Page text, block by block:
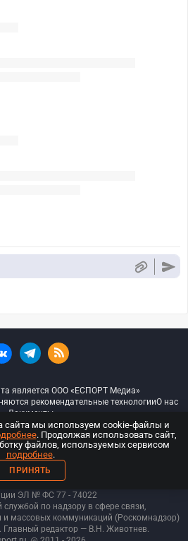
является ООО «ЕСПОРТ Медиа»
рекомендательные технологииО нас
Документы
— Все права защищены
18+
о регистрации средств массовой
ЭЛ № ФС 77 - 74022
по надзору в сфере связи,
и массовых коммуникаций (Роскомнадзор)
Главный редактор — В.Н. Животнев.
сайта мы используем cookie-файлы и
. Продолжая использовать сайт,
файлов, используемых сервисом
подробнее.
ПРИНЯТЬ